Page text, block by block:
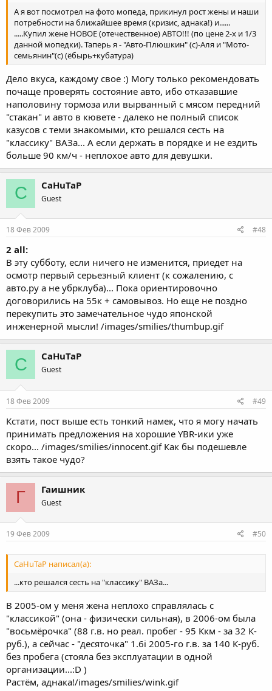
А я вот посмотрел на фото мопеда, прикинул рост жены и наши
потребности на ближайшее время (кризис, аднака!) и......
.....Купил жене НОВОЕ (отечественное) АВТО!!! (по цене 2-х и 1/3
данной мопедки). Таперь я - "Авто-Плюшкин" (с)-Аля и "Мото-
семьянин"(с) (ёбырь+кубатура)
Дело вкуса, каждому свое :) Могу только рекомендовать
почаще проверять состояние авто, ибо отказавшие
наполовину тормоза или вырванный с мясом передний
"стакан" и авто в кювете - далеко не полный список
казусов с теми знакомыми, кто решался сесть на
"классику" ВАЗа... А если держать в порядке и не ездить
больше 90 км/ч - неплохое авто для девушки.
C CaHuTaP
Guest
18 Фев 2009 #48
2 all:
В эту субботу, если ничего не изменится, приедет на
осмотр первый серьезный клиент (к сожалению, с
авто.ру а не убрклуба)... Пока ориентировочно
договорились на 55к + самовывоз. Но еще не поздно
перекупить это замечательное чудо японской
инженерной мысли! /images/smilies/thumbup.gif
C CaHuTaP
Guest
18 Фев 2009 #49
Кстати, пост выше есть тонкий намек, что я могу начать
принимать предложения на хорошие YBR-ики уже
скоро... /images/smilies/innocent.gif Как бы подешевле
взять такое чудо?
Г Гаишник
Guest
19 Фев 2009 #50
CaHuTaP написал(а):
...кто решался сесть на "классику" ВАЗа...
В 2005-ом у меня жена неплохо справлялась с
"классикой" (она - физически сильная), в 2006-ом была
"восьмёрочка" (88 г.в. но реал. пробег - 95 Ккм - за 32 К-
руб.), а сейчас - "десяточка" 1.6i 2005-го г.в. за 140 К-руб.
без пробега (стояла без эксплуатации в одной
организации...:D )
Растём, аднака!/images/smilies/wink.gif